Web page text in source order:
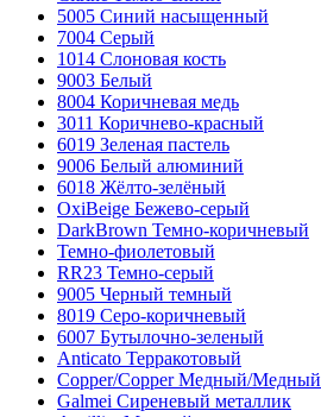
5005 Синий насыщенный
7004 Серый
1014 Слоновая кость
9003 Белый
8004 Коричневая медь
3011 Коричнево-красный
6019 Зеленая пастель
9006 Белый алюминий
6018 Жёлто-зелёный
OxiBеige Бежево-серый
DarkBrown Темно-коричневый
Темно-фиолетовый
RR23 Темно-серый
9005 Черный темный
8019 Серо-коричневый
6007 Бутылочно-зеленый
Anticato Терракотовый
Copper/Copper Медный/Медный
Galmei Сиреневый металлик